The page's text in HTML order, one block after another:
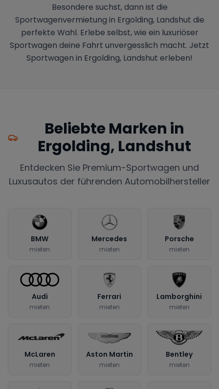
Besondere suchst, dann ist die
Sportwagenvermietung in Ergolding, Landshut die
perfekte Wahl. Erlebe selbst, wie ein luxuriöser
Sportwagen deine Fahrt unvergesslich macht. Jetzt
Sportwagen in Ergolding, Landshut erleben!
Beliebte Marken in
Ergolding, Landshut
Entdecken Sie Premium-Sportwagen und
Luxusautos der führenden Automobilhersteller
BMW
mieten
Mercedes
mieten
Porsche
mieten
Audi
mieten
Ferrari
mieten
Lamborghini
mieten
McLaren
mieten
Aston Martin
mieten
Bentley
mieten